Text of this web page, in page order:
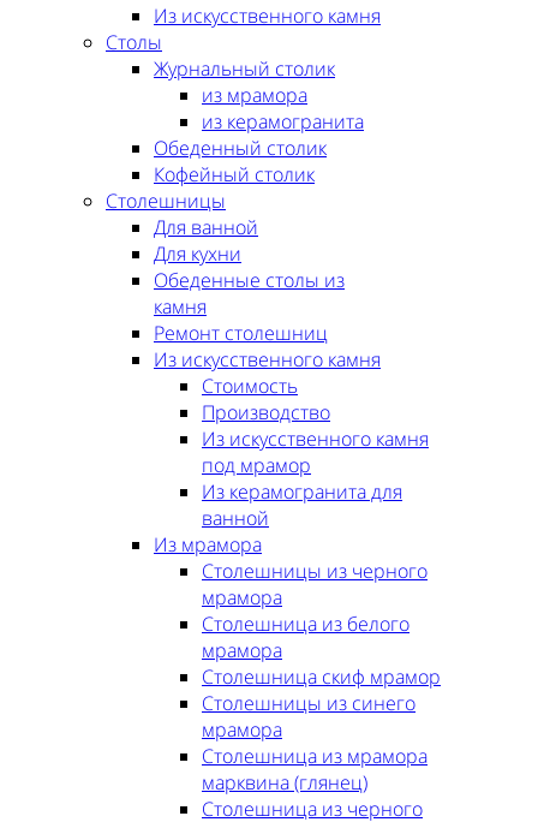
Из искусственного камня
Столы
Журнальный столик
из мрамора
из керамогранита
Обеденный столик
Кофейный столик
Столешницы
Для ванной
Для кухни
Обеденные столы из
камня
Ремонт столешниц
Из искусственного камня
Стоимость
Производство
Из искусственного камня
под мрамор
Из керамогранита для
ванной
Из мрамора
Столешницы из черного
мрамора
Столешница из белого
мрамора
Столешница скиф мрамор
Столешницы из синего
мрамора
Столешница из мрамора
марквина (глянец)
Столешница из черного